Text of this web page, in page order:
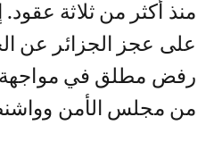
منذ أكثر من ثلاثة عقود.
على عجز الجزائر عن
رفض مطلق في مواجهة
من مجلس الأمن